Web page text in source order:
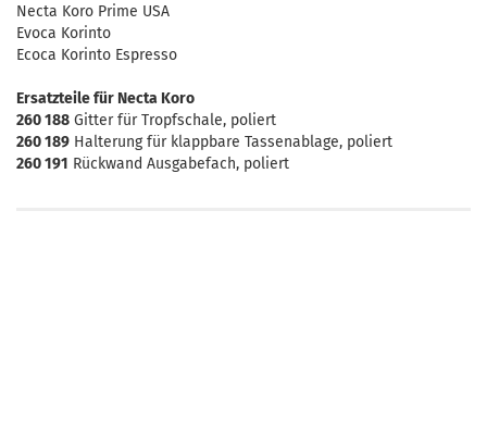
Necta Koro Prime USA
Evoca Korinto
Ecoca Korinto Espresso
Ersatzteile für Necta Koro
260 188 Gitter für Tropfschale, poliert
260 189 Halterung für klappbare Tassenablage, poliert
260 191 Rückwand Ausgabefach, poliert